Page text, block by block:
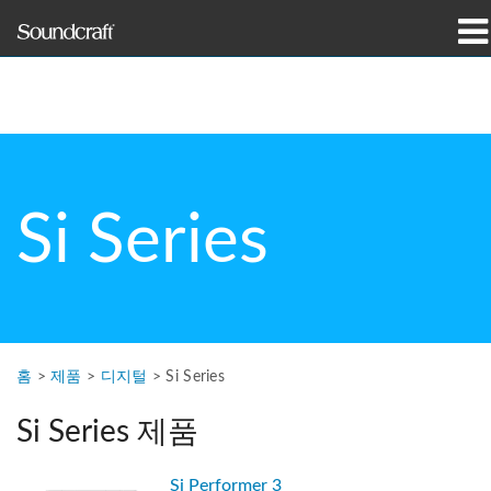
사례 연구 및 뉴스
교육
Si Series
홈 >제품 > 디지털 >Si Series
Si Series 제품
Si Performer 3